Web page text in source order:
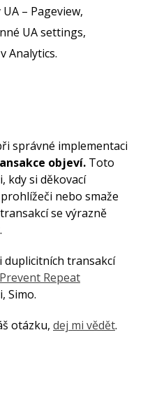
– Pageview,
UA settings,
Analytics.
správné implementaci
objeví. Toto
kdy si děkovací
nebo smaže
se výrazně
duplicitních transakcí
Repeat
Simo.
otázku, dej mi vědět.